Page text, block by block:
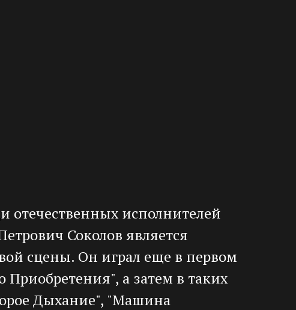
отечественных исполнителей
Соколов является
сцены. Он играл еще в первом
Приобретения", а затем в таких
Дыхание", "Машина